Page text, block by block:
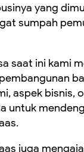
yang
sumpah
saat ini kami
aspek bisnis,
untuk
juga